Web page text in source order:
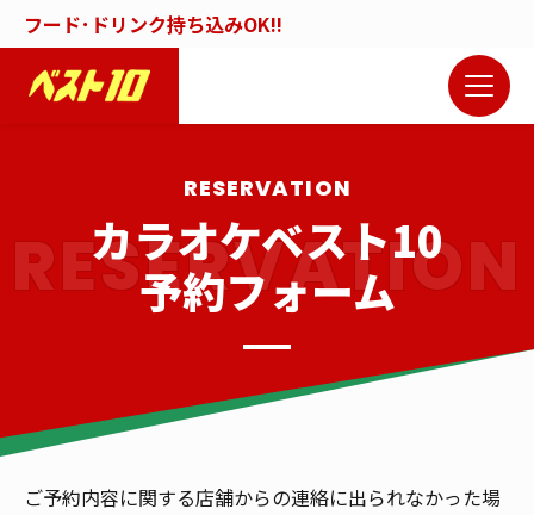
フード･ドリンク持ち込みOK!!
カラオケベスト10
予約フォーム
ご予約内容に関する店舗からの連絡に出られなかった場